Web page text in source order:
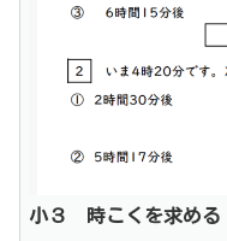
小３ 時こくを求める